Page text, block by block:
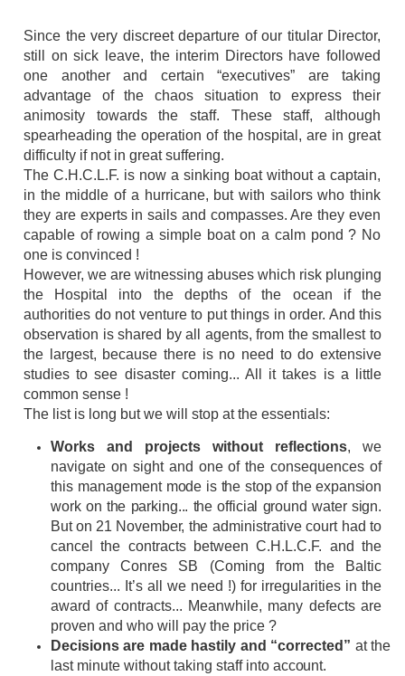
Since the very discreet departure of our titular Director,
still on sick leave, the interim Directors have followed
one another and certain “executives” are taking
advantage of the chaos situation to express their
animosity towards the staff. These staff, although
spearheading the operation of the hospital, are in great
difficulty if not in great suffering.
The C.H.C.L.F. is now a sinking boat without a captain,
in the middle of a hurricane, but with sailors who think
they are experts in sails and compasses. Are they even
capable of rowing a simple boat on a calm pond ? No
one is convinced !
However, we are witnessing abuses which risk plunging
the Hospital into the depths of the ocean if the
authorities do not venture to put things in order. And this
observation is shared by all agents, from the smallest to
the largest, because there is no need to do extensive
studies to see disaster coming... All it takes is a little
common sense !
The list is long but we will stop at the essentials:
Works and projects without reflections, we
navigate on sight and one of the consequences of
this management mode is the stop of the expansion
work on the parking... the official ground water sign.
But on 21 November, the administrative court had to
cancel the contracts between C.H.L.C.F. and the
company Conres SB (Coming from the
Baltic
countries... It’s all we need !) for irregularities in the
award of contracts... Meanwhile, many defects are
proven and who will pay the price ?
Decisions are made hastily and “corrected” at the
last minute without taking staff into account.